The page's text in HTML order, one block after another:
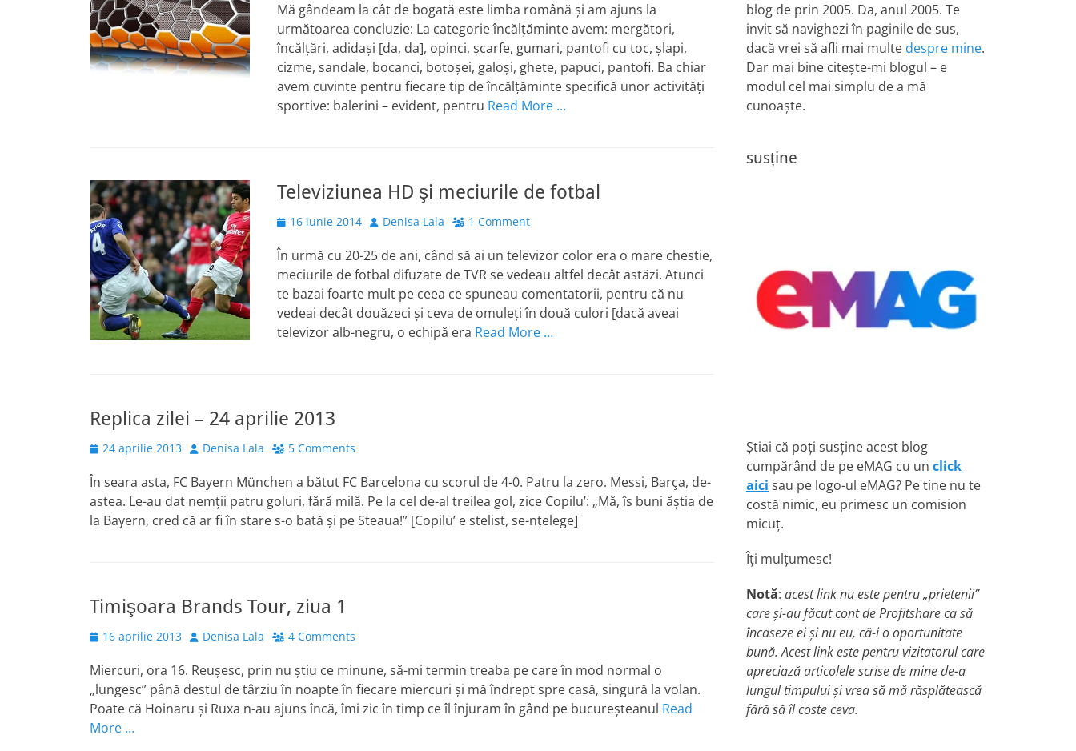
Mă gândeam la cât de bogată este limba română şi am ajuns la
următoarea concluzie: La categorie încălţăminte avem: mergători,
încălţări, adidaşi [da, da], opinci, şcarfe, gumari, pantofi cu toc, şlapi,
cizme, sandale, bocanci, botoşei, galoşi, ghete, papuci, pantofi. Ba chiar
avem cuvinte pentru fiecare tip de încălţăminte specifică unor activităţi
sportive: balerini – evident, pentru Read More …
Televiziunea HD şi meciurile de fotbal
Posted
16 iunie 2014 Author
Denisa Lala 1 Comment
În urmă cu 20-25 de ani, când să ai un televizor color era o mare chestie,
meciurile de fotbal difuzate de TVR se vedeau altfel decât astăzi. Atunci
te bazai foarte mult pe ceea ce spuneau comentatorii, pentru că nu
vedeai decât douăzeci şi ceva de omuleţi în două culori [dacă aveai
televizor alb-negru, o echipă era Read More …
Replica zilei – 24 aprilie 2013
Posted
24 aprilie 2013 Author
Denisa Lala 5 Comments
În seara asta, FC Bayern München a bătut FC Barcelona cu scorul de 4-0. Patru la zero. Messi, Barça, de-
astea. Le-au dat nemţii patru goluri, fără milă. Pe la cel de-al treilea gol, zice Copilu’: „Mă, îs buni ăştia de
la Bayern, cred că ar fi în stare s-o bată şi pe Steaua!” [Copilu’ e stelist, se-nţelege]
Timişoara Brands Tour, ziua 1
Posted
16 aprilie 2013 Author
Denisa Lala 4 Comments
Miercuri, ora 16. Reuşesc, prin nu ştiu ce minune, să-mi termin treaba pe care în mod normal o
„lungesc” până destul de târziu în noapte în fiecare miercuri şi mă îndrept spre casă, singură la volan.
Poate că Hoinaru şi Ruxa n-au ajuns încă, îmi zic în timp ce îl înjuram în gând pe bucureşteanul Read
More …
blog de prin 2005. Da, anul 2005. Te
invit să navighezi în paginile de sus,
dacă vrei să afli mai multe despre mine.
Dar mai bine citește-mi blogul – e
modul cel mai simplu de a mă
cunoaște.
susține
Știai că poți susține acest blog
cumpărând de pe eMAG cu un click
aici sau pe logo-ul eMAG? Pe tine nu te
costă nimic, eu primesc un comision
micuț.
Îți mulțumesc!
Notă: acest link nu este pentru „prietenii”
care și-au făcut cont de Profitshare ca să
încaseze ei și nu eu, că-i o oportunitate
bună. Acest link este pentru vizitatorul care
apreciază articolele scrise de mine de-a
lungul timpului și vrea să mă răsplătească
fără să îl coste ceva.